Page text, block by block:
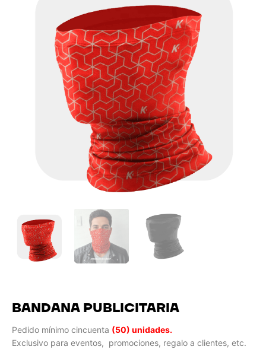
BANDANA PUBLICITARIA
Pedido mínimo cincuenta (50) unidades.
Exclusivo para eventos, promociones, regalo a clientes, etc.